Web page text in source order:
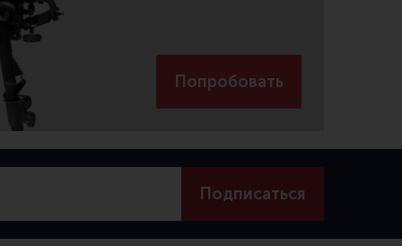
Попробовать
Подписаться